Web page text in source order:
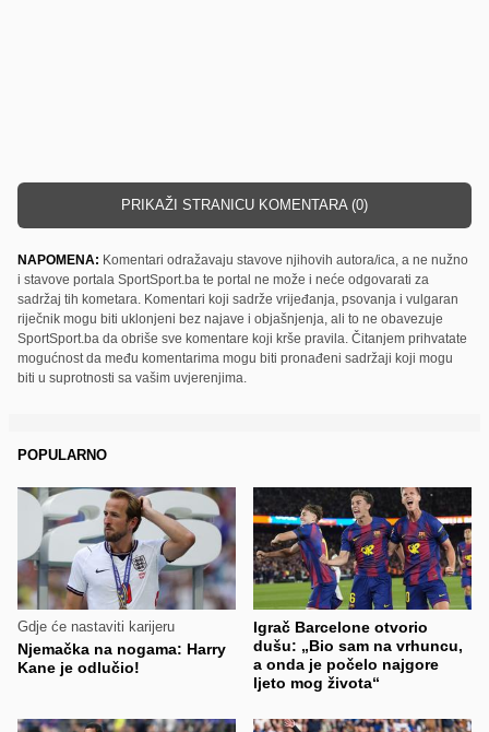
PRIKAŽI STRANICU KOMENTARA (0)
NAPOMENA: Komentari odražavaju stavove njihovih autora/ica, a ne nužno
i stavove portala SportSport.ba te portal ne može i neće odgovarati za
sadržaj tih kometara. Komentari koji sadrže vrijeđanja, psovanja i vulgaran
riječnik mogu biti uklonjeni bez najave i objašnjenja, ali to ne obavezuje
SportSport.ba da obriše sve komentare koji krše pravila. Čitanjem prihvatate
mogućnost da među komentarima mogu biti pronađeni sadržaji koji mogu
biti u suprotnosti sa vašim uvjerenjima.
POPULARNO
Gdje će nastaviti karijeru
Njemačka na nogama: Harry
Kane je odlučio!
Igrač Barcelone otvorio
dušu: „Bio sam na vrhuncu,
a onda je počelo najgore
ljeto mog života“